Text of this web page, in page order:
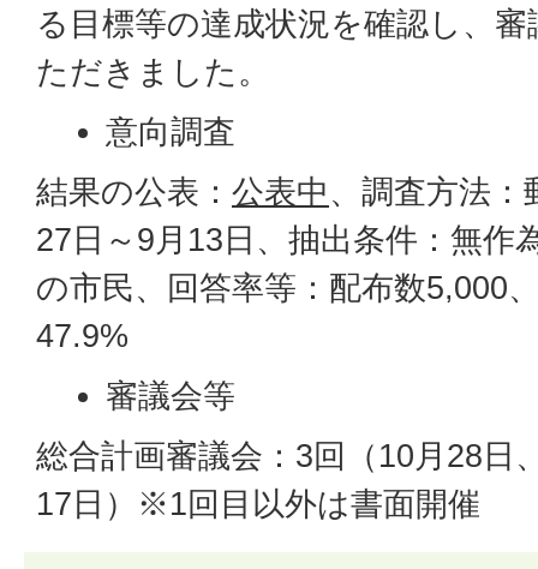
る目標等の達成状況を確認し、
ただきました。
意向調査
結果の公表： 公表中、調査方法：
27日～9月13日、抽出条件：無作
の市民、回答率等：配布数5,000
47.9%
審議会等
総合計画審議会：3回（10月28日
17日）※1回目以外は書面開催